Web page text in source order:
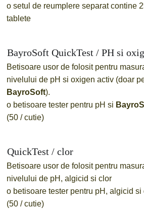
o setul de reumplere separat contine
tablete
BayroSoft QuickTest / PH si
Betisoare usor de folosit pentru
nivelului de pH si oxigen activ (doar
BayroSoft).
o betisoare tester pentru pH si
(50 / cutie)
QuickTest / clor
Betisoare usor de folosit pentru
nivelului de pH, algicid si clor
o betisoare tester pentru pH, algicid si
(50 / cutie)